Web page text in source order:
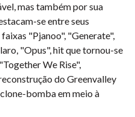
mas também por sua
se entre seus
"Pjanoo", "Generate",
"Opus", hit que tornou-se
We Rise",
do Greenvalley
bomba em meio à